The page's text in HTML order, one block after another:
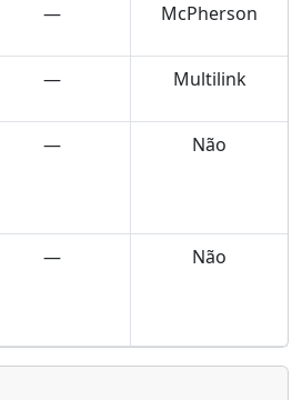
— McPherson
— Multilink
— Não
— Não